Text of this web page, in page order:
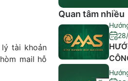
lý tài khoản
mail hỗ
Quan tâm nhiều
CỦA NGƯỜI NỘI